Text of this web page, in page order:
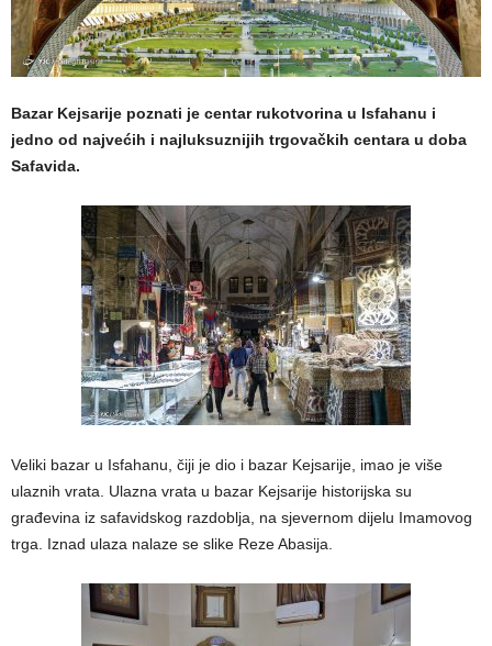
Bazar Kejsarije poznati je centar rukotvorina u Isfahanu i
jedno od najvećih i najluksuznijih trgovačkih centara u doba
Safavida.
Veliki bazar u Isfahanu, čiji je dio i bazar Kejsarije, imao je više
ulaznih vrata. Ulazna vrata u bazar Kejsarije historijska su
građevina iz safavidskog razdoblja, na sjevernom dijelu Imamovog
trga. Iznad ulaza nalaze se slike Reze Abasija.